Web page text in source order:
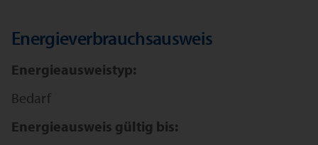
Energieverbrauchsausweis
Energieausweistyp:
Bedarf
Energieausweis gültig bis: